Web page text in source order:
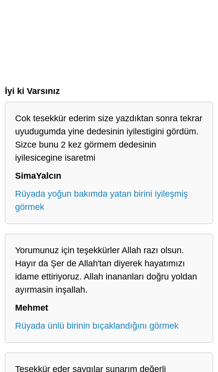
İyi ki Varsınız
Cok tesekkür ederim size yazdıktan sonra tekrar
uyudugumda yine dedesinin iyilestigini gördüm.
Sizce bunu 2 kez görmem dedesinin
iyilesicegine isaretmi
SimaYalcın
Rüyada yoğun bakımda yatan birini iyileşmiş
görmek
Yorumunuz için teşekkürler Allah razı olsun.
Hayır da Şer de Allah'tan diyerek hayatımızı
idame ettiriyoruz. Allah inananları doğru yoldan
ayırmasin inşallah.
Mehmet
Rüyada ünlü birinin bıçaklandığını görmek
Teşekkür eder saygılar sunarım değerli